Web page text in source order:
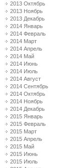
2013 Октябрь
2013 Ноябрь
2013 Декабрь
2014 Январь
2014 Февраль
2014 Март
2014 Апрель
2014 Май
2014 Июнь
2014 Июль
2014 Август
2014 Сентябрь
2014 Октябрь
2014 Ноябрь
2014 Декабрь
2015 Январь
2015 Февраль
2015 Март
2015 Апрель
2015 Май
2015 Июнь
2015 Июль